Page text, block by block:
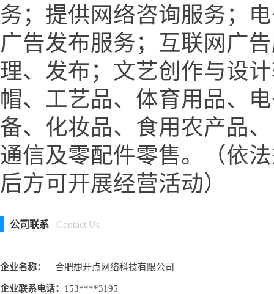
务；提供网络咨询服务；
广告发布服务；互联网广
理、发布；文艺创作与设
帽、工艺品、体育用品、
备、化妆品、食用农产品
通信及零配件零售。（依
后方可开展经营活动）
公司联系 Contact Us
企业名称： 合肥想开点网络科技有限公司
企业联系电话： 153****3195